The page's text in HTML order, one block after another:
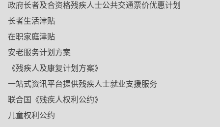
政府长者及合资格残疾人士公共交通票价优惠计划
长者生活津贴
在职家庭津贴
安老服务计划方案
《残疾人及康复计划方案》
一站式资讯平台提供残疾人士就业支援服务
联合国《残疾人权利公约》
儿童权利公约